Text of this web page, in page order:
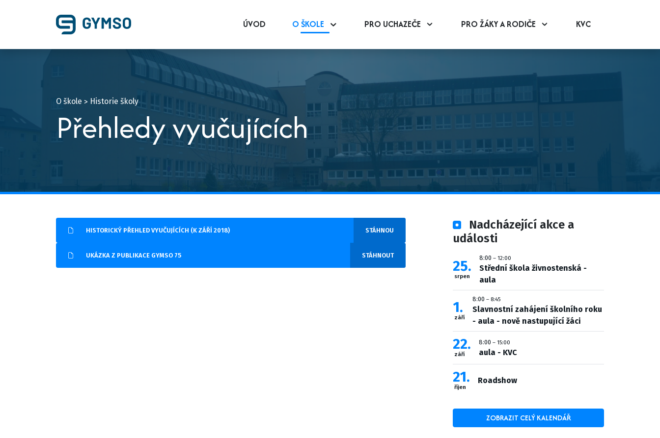
ÚVOD O ŠKOLE PRO UCHAZEČE PRO ŽÁKY A RODIČE KVC
O škole > Historie školy
Přehledy vyučujících
HISTORICKÝ PŘEHLED VYUČUJÍCÍCH (K ZÁŘÍ 2018) STÁHNOU
UKÁZKA Z PUBLIKACE GYMSO 75 STÁHNOUT
Nadcházející akce a
události
25
srpen
8:00 – 12:00
Střední škola živnostenská -
aula
1
září
8:00 – 8:45
Slavnostní zahájení školního roku
- aula - nově nastupující žáci
22
září
8:00 – 15:00
aula - KVC
21
říjen
Roadshow
ZOBRAZIT CELÝ KALENDÁŘ